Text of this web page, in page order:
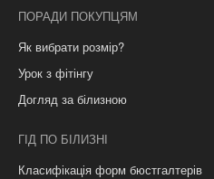
ПОРАДИ ПОКУПЦЯМ
Як вибрати розмір?
Урок з фітінгу
Догляд за білизною
ГІД ПО БІЛИЗНІ
Класифікація форм бюстгалтерів